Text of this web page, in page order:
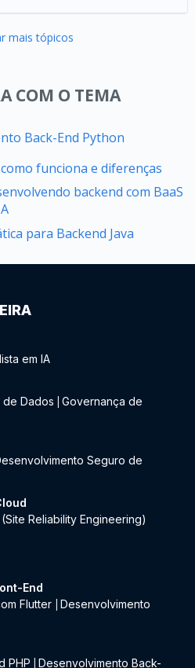
mais tópicos
COM O TEMA
Back-End Python
funciona e diferenças
backend com BaaS
para Backend Java
em IA
de Dados
Governança de
Seguro de
(Site Reliability Engineering)
End
Flutter
Desenvolvimento
PHP
Desenvolvimento Back-